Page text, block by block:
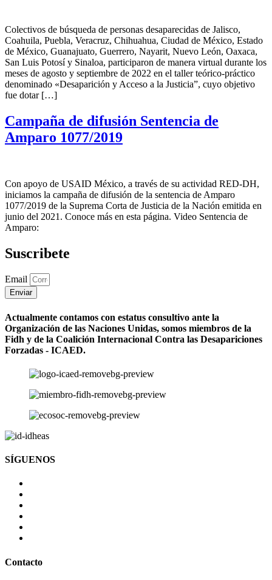
Colectivos de búsqueda de personas desaparecidas de Jalisco,
Coahuila, Puebla, Veracruz, Chihuahua, Ciudad de México, Estado
de México, Guanajuato, Guerrero, Nayarit, Nuevo León, Oaxaca,
San Luis Potosí y Sinaloa, participaron de manera virtual durante los
meses de agosto y septiembre de 2022 en el taller teórico-práctico
denominado «Desaparición y Acceso a la Justicia”, cuyo objetivo
fue dotar […]
Campaña de difusión Sentencia de
Amparo 1077/2019
Con apoyo de USAID México, a través de su actividad RED-DH,
iniciamos la campaña de difusión de la sentencia de Amparo
1077/2019 de la Suprema Corta de Justicia de la Nación emitida en
junio del 2021. Conoce más en esta página. Video Sentencia de
Amparo:
Suscribete
Email
Enviar
Actualmente contamos con estatus consultivo ante la
Organización de las Naciones Unidas, somos miembros de la
Fidh y de la Coalición Internacional Contra las Desapariciones
Forzadas - ICAED.
SÍGUENOS
Contacto